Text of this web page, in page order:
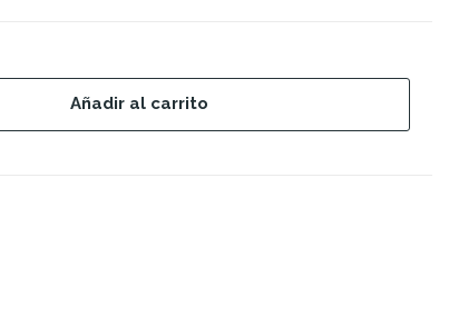
Añadir al carrito